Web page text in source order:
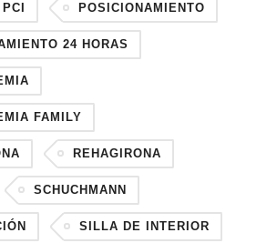
PCI POSICIONAMIENTO
24 HORAS
FAMILY
REHAGIRONA
SCHUCHMANN
SILLA DE INTERIOR